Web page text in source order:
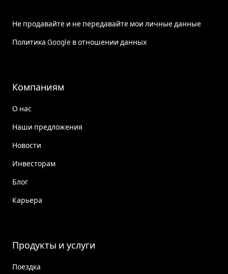
Не продавайте и не передавайте мои личные данные
Политика Google в отношении данных
Компаниям
О нас
Наши предложения
Новости
Инвесторам
Блог
Карьера
Продукты и услуги
Поездка